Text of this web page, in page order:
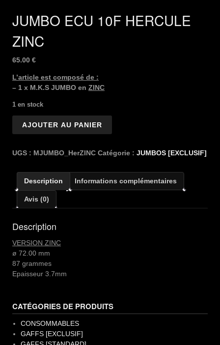
JUMBO ECU 10F HERCULE
ZINC
65.00 €
L’article est composé de :
– 1 x M.K.S JUMBO en ZINC
1 en stock
ECU
HERCULE
ZINC
AJOUTER AU PANIER
UGS : MJUMBO_HerZINC Catégorie : JUMBOS [EXCLUSIF]
Description Informations complémentaires
Avis (0)
Description
VERSION ZINC
ø 72.00 mm
87 grammes
Epaisseur 3.7mm
CATÉGORIES DE PRODUITS
CONSOMMABLES
GAFFS [EXCLUSIF]